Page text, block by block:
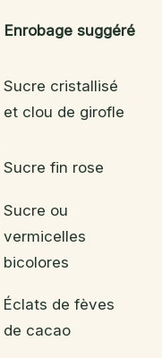
Enrobage suggéré
Sucre cristallisé
et clou de girofle
Sucre fin rose
Sucre ou
vermicelles
bicolores
Éclats de fèves
de cacao